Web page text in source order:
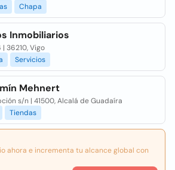
Chapa
Inmobiliarios
| 36210, Vigo
Servicios
Mehnert
s/n | 41500, Alcalá de Guadaíra
Tiendas
ahora e incrementa tu alcance global con